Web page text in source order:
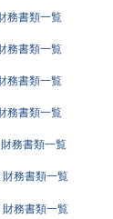
務書類一覧
務書類一覧
務書類一覧
務書類一覧
務書類一覧
務書類一覧
務書類一覧